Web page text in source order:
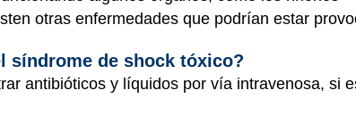
otras enfermedades que podrían estar
síndrome de shock tóxico?
antibióticos y líquidos por vía intravenosa, si